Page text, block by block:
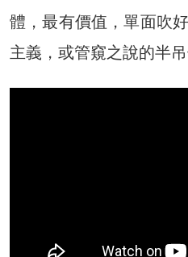
體，最有價值，單面吹
主義，或管窺之說的半吊